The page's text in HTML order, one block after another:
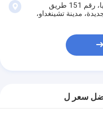
المبنى 13، حديقة ماكس للتكنولوجيا، رقم 151 طريق
مدينة تشينغداو،
سعر ل